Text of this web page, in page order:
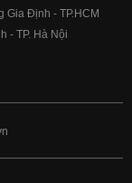
Gia Định - TP.HCM
- TP. Hà Nội